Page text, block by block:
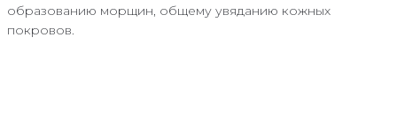
образованию морщин, общему увяданию кожных
покровов.